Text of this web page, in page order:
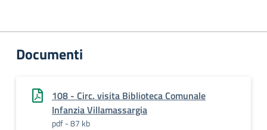
Documenti
108 - Circ. visita Biblioteca Comunale
Infanzia Villamassargia
pdf - 87 kb